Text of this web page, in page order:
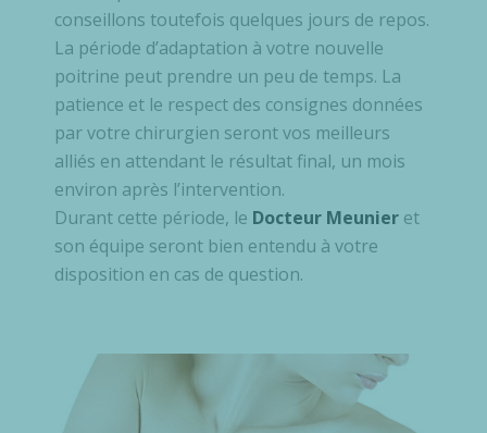
conseillons toutefois quelques jours de repos.
La période d’adaptation à votre nouvelle
poitrine peut prendre un peu de temps. La
patience et le respect des consignes données
par votre chirurgien seront vos meilleurs
alliés en attendant le résultat final, un mois
environ après l’intervention.
Durant cette période, le Docteur Meunier et
son équipe seront bien entendu à votre
disposition en cas de question.